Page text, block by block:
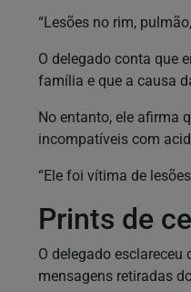
“Lesões no rim,
O delegado conta que
família e que a causa
No entanto, ele afirma
incompatíveis com
“Ele foi vítima de
Prints de
O delegado
mensagens retiradas